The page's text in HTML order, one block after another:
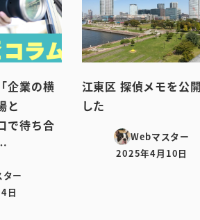
企業の横
と
で待ち合
ー
日
江東区 探偵メモを公
した
Webマスター
投稿日
2025年4月10日